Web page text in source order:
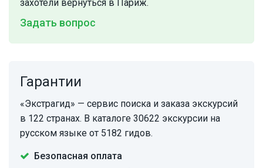
захотели вернуться в Париж.
Задать вопрос
Гарантии
«Экстрагид» — сервис поиска и заказа экскурсий
в 122 странах. В каталоге 30622 экскурсии на
русском языке от 5182 гидов.
Безопасная оплата